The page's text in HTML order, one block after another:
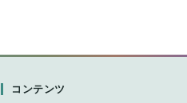
コンテンツ